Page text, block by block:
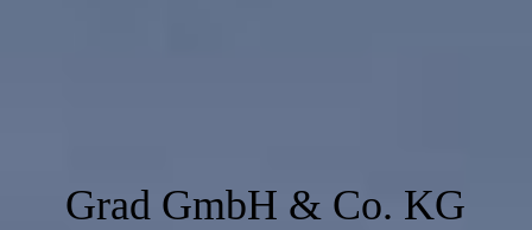
Grad GmbH & Co. KG